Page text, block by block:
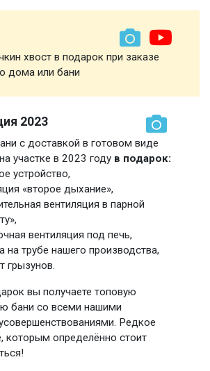
хвост в подарок при заказе
дома или бани
2023
с доставкой в готовом виде
участке в 2023 году в подарок:
устройство,
«второе дыхание»,
вентиляция в парной
вентиляция под печь,
на трубе нашего производства,
грызунов.
вы получаете топовую
бани со всеми нашими
Редкое
которым определённо стоит